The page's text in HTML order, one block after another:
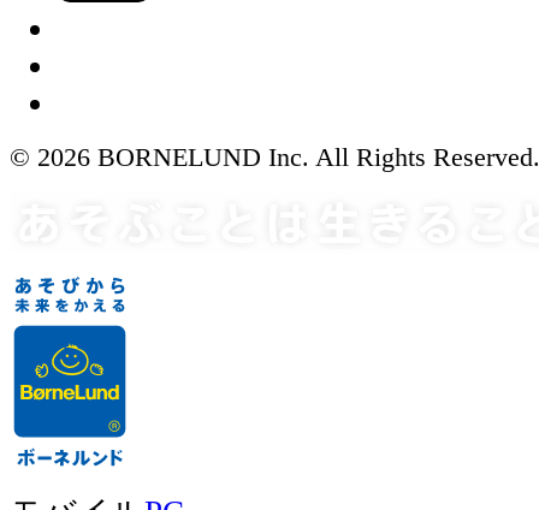
© 2026 BORNELUND Inc. All Rights Reserved.